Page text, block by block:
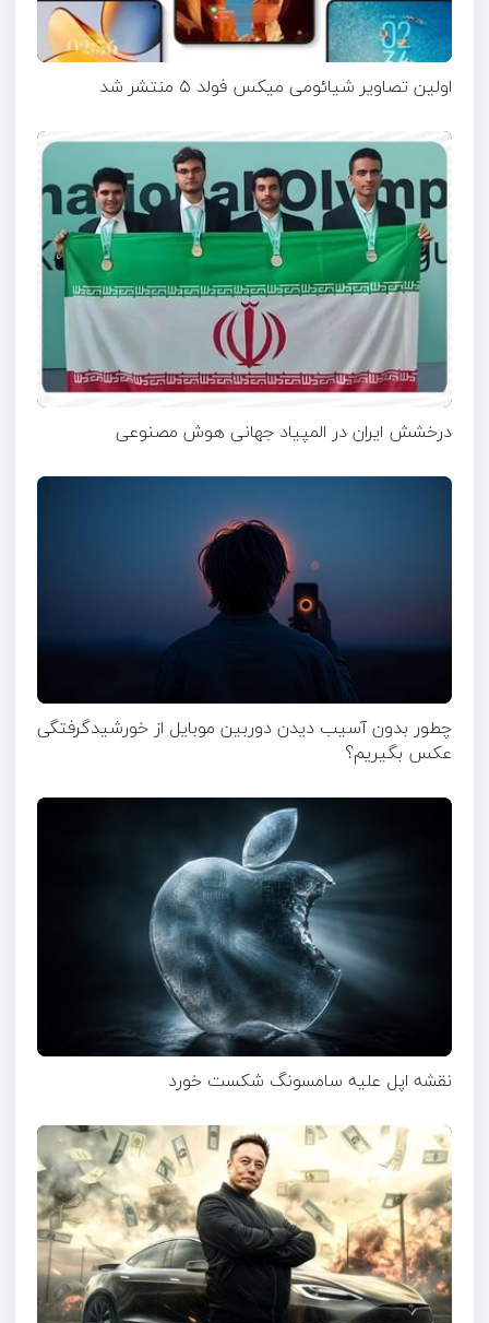
اولین تصاویر شیائومی میکس فولد ۵ منتشر شد
درخشش ایران در المپیاد جهانی هوش مصنوعی
چطور بدون آسیب دیدن دوربین موبایل از خورشیدگرفتگی
عکس بگیریم؟
نقشه اپل علیه سامسونگ شکست خورد